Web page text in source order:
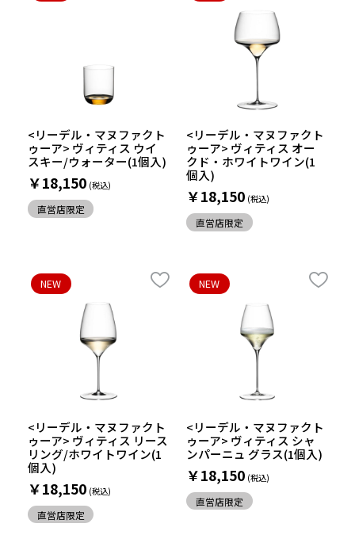
<リーデル・マヌファクト
ゥーア> ヴィティス ウイ
スキー/ウォーター(1個入)
￥18,150
直営店限定
<リーデル・マヌファクト
ゥーア> ヴィティス オー
クド・ホワイトワイン(1
個入)
￥18,150
直営店限定
<リーデル・マヌファクト
ゥーア> ヴィティス リース
リング/ホワイトワイン(1
個入)
￥18,150
NEW
直営店限定
<リーデル・マヌファクト
ゥーア> ヴィティス シャ
ンパーニュ グラス(1個入)
￥18,150
NEW
直営店限定